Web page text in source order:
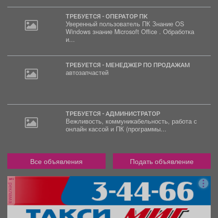
ТРЕБУЕТСЯ - ОПЕРАТОР ПК
Уверенный пользователь ПК Знание OS
Windows знание Microsoft Office . Обработка
и...
ТРЕБУЕТСЯ - МЕНЕДЖЕР ПО ПРОДАЖАМ
автозапчастей
ТРЕБУЕТСЯ - АДМИНИСТРАТОР
Вежливость, коммуникабельность, работа с
онлайн кассой и ПК (программы...
Все объявления Подать объявление
реклама